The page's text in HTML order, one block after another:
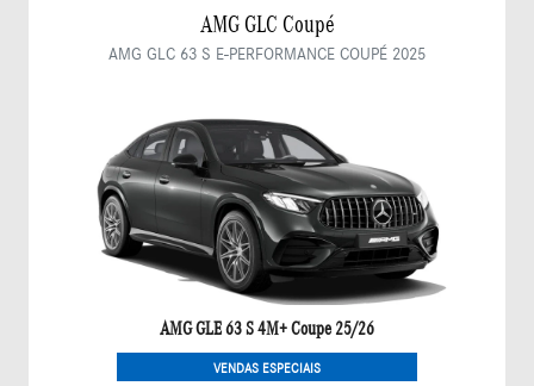
AMG GLC Coupé
AMG GLC 63 S E-PERFORMANCE COUPÉ 2025
AMG GLE 63 S 4M+ Coupe 25/26
VENDAS ESPECIAIS